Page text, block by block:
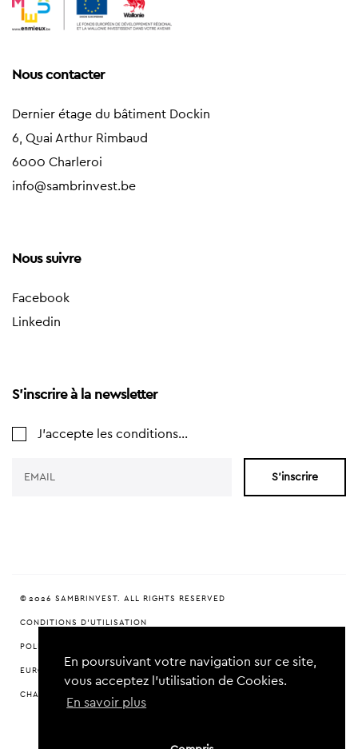
En poursuivant votre navigation sur ce site,
vous acceptez l’utilisation de Cookies.
En savoir plus
Nous contacter
Dernier étage du bâtiment Dockin
6, Quai Arthur Rimbaud
6000 Charleroi
info@sambrinvest.be
Nous suivre
Facebook
Linkedin
S'inscrire à la newsletter
J'accepte les conditions...
S'inscrire
© 2026 SAMBRINVEST. ALL RIGHTS RESERVED
CONDITIONS D'UTILISATION
POLITIQUE DE CONFIDENTIALITÉ
EUROPEAN VENTURE CAPITAL FOR CHARLEROI (EVCC)
CHARTE DURABILITÉ